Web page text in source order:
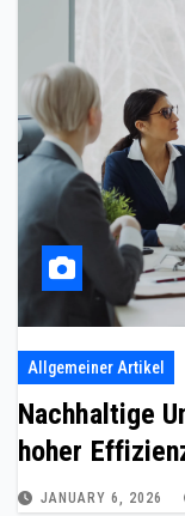
Allgemeiner Artikel
Nachhaltige
hoher
JANUARY 6, 2026